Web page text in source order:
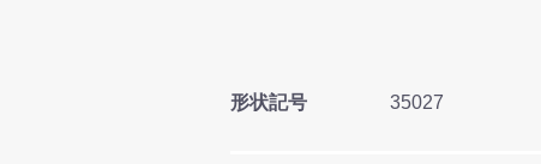
形状記号 35027